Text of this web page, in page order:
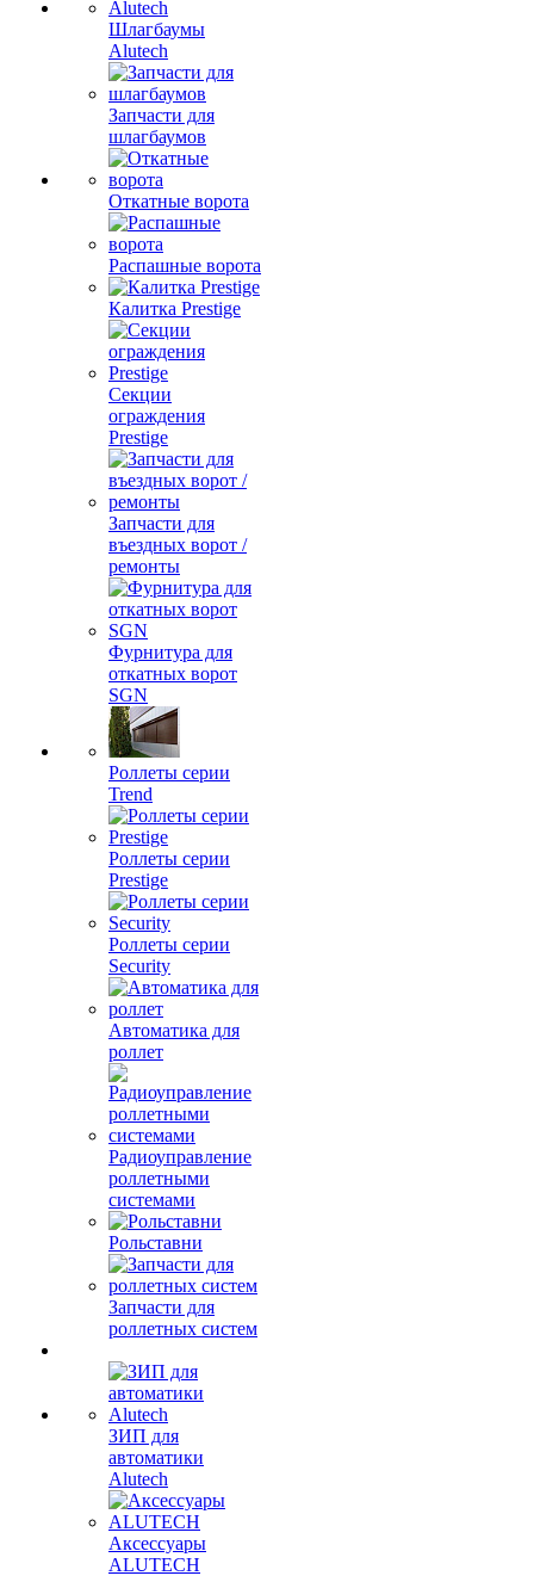
Шлагбаумы
Alutech
Запчасти для
шлагбаумов
Откатные ворота
Распашные ворота
Калитка Prestige
Секции
ограждения
Prestige
Запчасти для
въездных ворот /
ремонты
Фурнитура для
откатных ворот
SGN
Роллеты серии
Trend
Роллеты серии
Prestige
Роллеты серии
Security
Автоматика для
роллет
Радиоуправление
роллетными
системами
Рольставни
Запчасти для
роллетных систем
ЗИП для
автоматики
Alutech
Аксессуары
ALUTECH